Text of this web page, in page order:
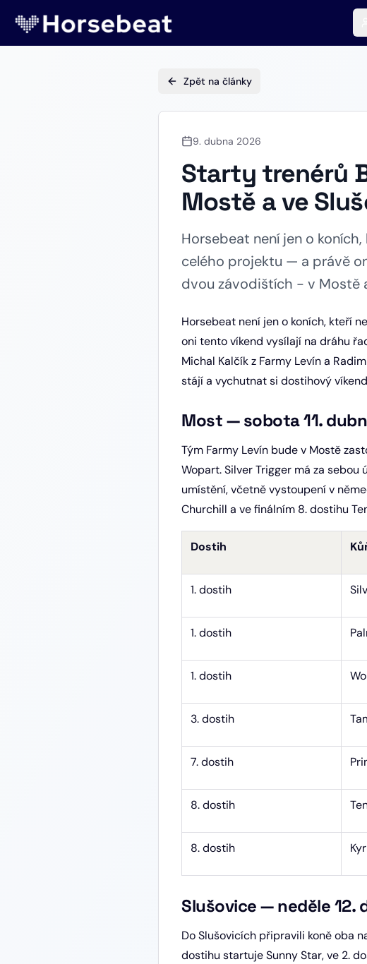
Zpět na články
9. dubna 2026
Starty trenérů
Mostě a ve
Horsebeat není jen o
celého projektu — a právě
dvou závodištích - v Mostě
Horsebeat není jen o koních, kteří
oni tento víkend vysílají na dráhu
Michal Kalčík z Farmy Levín a
stájí a vychutnat si dostihový
Most — sobota 11.
Tým Farmy Levín bude v Mostě
Wopart. Silver Trigger má za sebou
umístění, včetně vystoupení v
Churchill a ve finálním 8. dostihu
Dostih
1. dostih
1. dostih
1. dostih
3. dostih
7. dostih
8. dostih
8. dostih
Slušovice — neděle 12.
Do Slušovicích připravili koně oba
dostihu startuje Sunny Star, ve 2.